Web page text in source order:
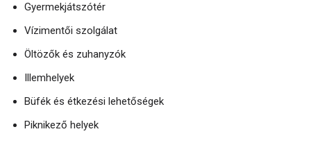
Gyermekjátszótér
Vízimentői szolgálat
Öltözők és zuhanyzók
Illemhelyek
Büfék és étkezési lehetőségek
Piknikező helyek